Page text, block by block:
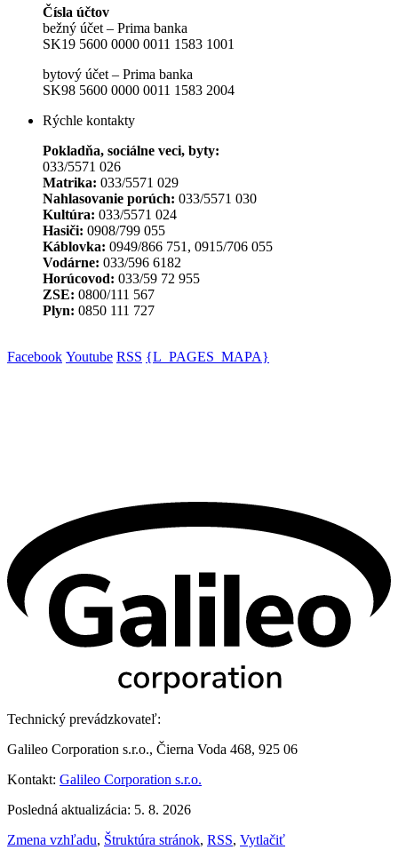
Čísla účtov
bežný účet – Prima banka
SK19 5600 0000 0011 1583 1001
bytový účet – Prima banka
SK98 5600 0000 0011 1583 2004
Rýchle kontakty
Pokladňa, sociálne veci, byty:
033/5571 026
Matrika: 033/5571 029
Nahlasovanie porúch: 033/5571 030
Kultúra: 033/5571 024
Hasiči: 0908/799 055
Káblovka: 0949/866 751, 0915/706 055
Vodárne: 033/596 6182
Horúcovod: 033/59 72 955
ZSE: 0800/111 567
Plyn: 0850 111 727
Facebook Youtube RSS {L_PAGES_MAPA}
Technický prevádzkovateľ:
Galileo Corporation s.r.o., Čierna Voda 468, 925 06
Kontakt: Galileo Corporation s.r.o.
Posledná aktualizácia: 5. 8. 2026
Zmena vzhľadu, Štruktúra stránok, RSS, Vytlačiť